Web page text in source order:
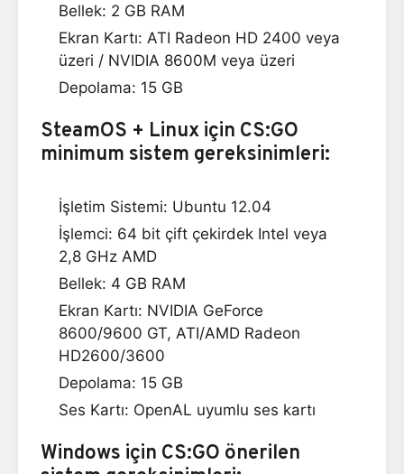
Bellek: 2 GB RAM
Ekran Kartı: ATI Radeon HD 2400 veya
üzeri / NVIDIA 8600M veya üzeri
Depolama: 15 GB
SteamOS + Linux için CS:GO
minimum sistem gereksinimleri:
İşletim Sistemi: Ubuntu 12.04
İşlemci: 64 bit çift çekirdek Intel veya
2,8 GHz AMD
Bellek: 4 GB RAM
Ekran Kartı: NVIDIA GeForce
8600/9600 GT, ATI/AMD Radeon
HD2600/3600
Depolama: 15 GB
Ses Kartı: OpenAL uyumlu ses kartı
Windows için CS:GO önerilen